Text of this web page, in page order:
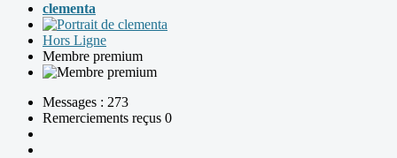
clementa
Hors Ligne
Membre premium
Messages : 273
Remerciements reçus 0